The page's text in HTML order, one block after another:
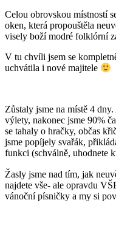
Celou obrovskou místností
oken, která propouštěla
visely boží modré folklórní
V tu chvíli jsem se
uchvátila i nové majitele
Zůstaly jsme na místě 4
výlety, nakonec jsme 90%
se tahaly o hračky, občas
jsme popíjely svařák,
funkci (schválně, uhodnete
Žasly jsme nad tím, jak
najdete vše- ale opravdu
vánoční písničky a my si